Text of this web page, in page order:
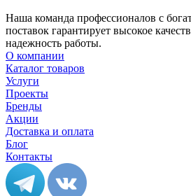
Наша команда профессионалов с
поставок гарантирует высокое
надежность работы.
О компании
Каталог товаров
Услуги
Проекты
Бренды
Акции
Доставка и оплата
Блог
Контакты